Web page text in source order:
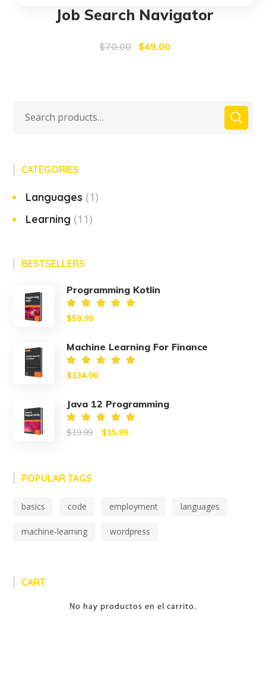
Job Search Navigator
$70.00
Original
$49.00Current
CATEGORIES
Languages (1)
Learning (11)
BESTSELLERS
Programming Kotlin
Valorado
en
$59.99
Machine Learning For Finance
Valorado
en5.00
$134.00
Java 12 Programming
Valorado
en
5.00
$19.99
Original
$15.99
POPULAR TAGS
basics code employment languages
machine-learning wordpress
CART
No hay productos en el carrito.